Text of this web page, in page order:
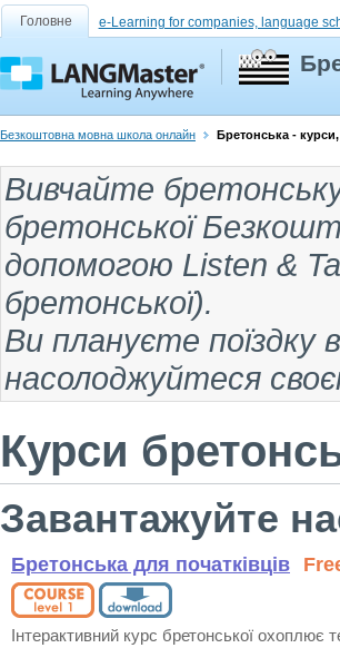
Головне e-Learning for companies, language
Безкоштовна мовна школа онлайн Бретонська -
Вивчайте
бретонської
допомогою Listen &
бретонської).
Ви плануєте поїздку
насолоджуйтеся
Курси
Завантажуйте
Бретонська для початківців
Інтерактивний курс бретонської охоплює